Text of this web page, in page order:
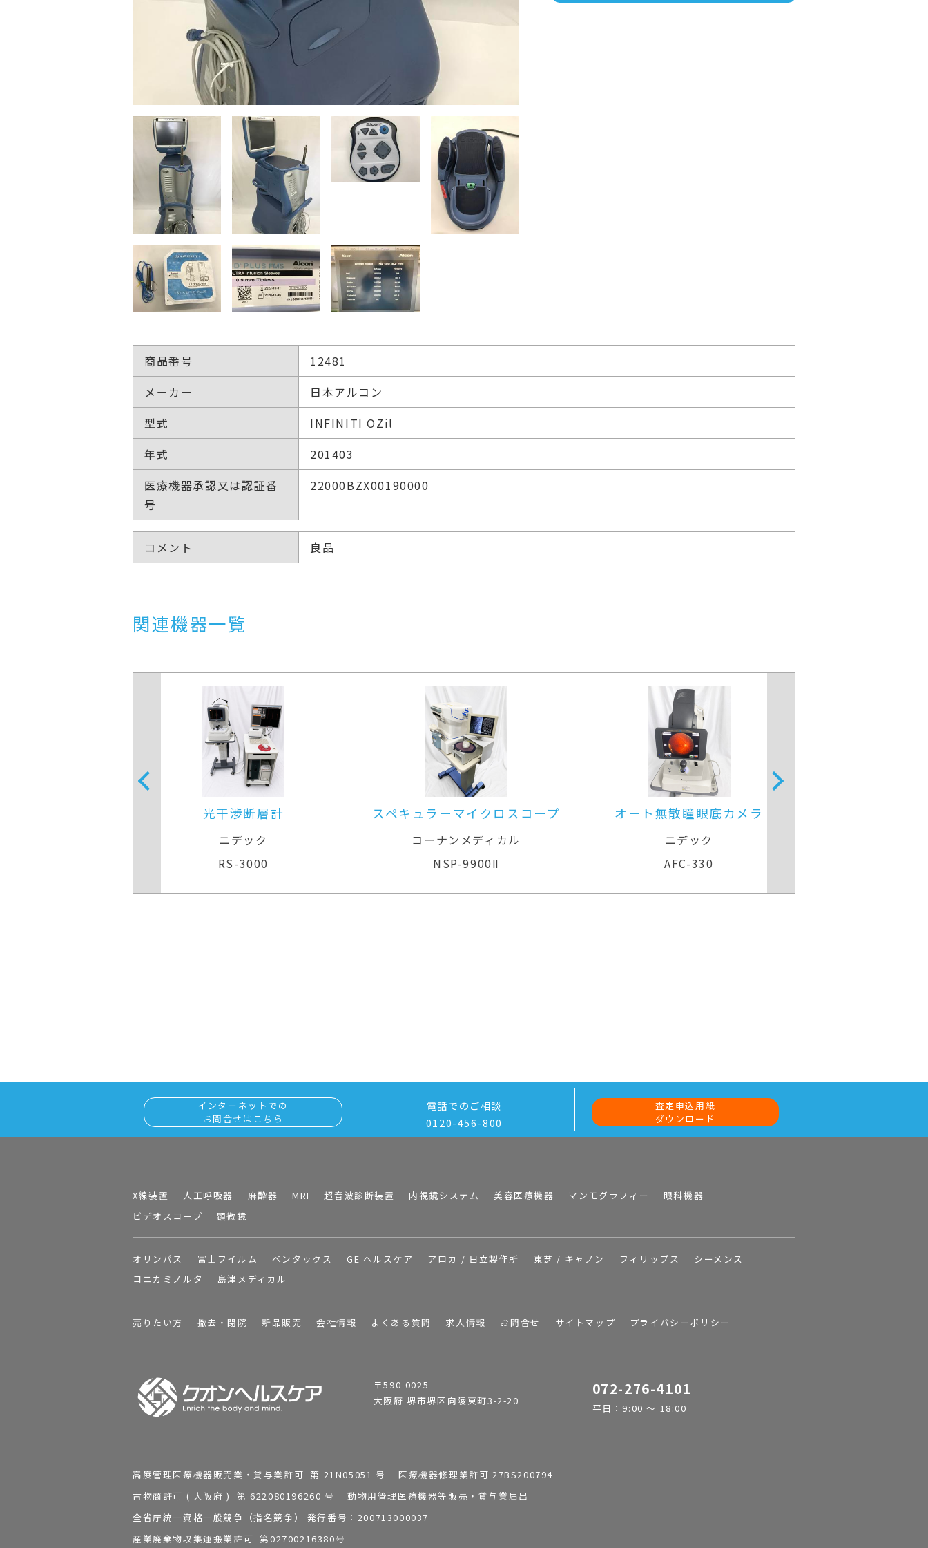
商品番号
12481
メーカー
日本アルコン
型式
INFINITI OZil
年式
201403
医療機器承認又は認証番
号
22000BZX00190000
コメント 良品
関連機器一覧
光干渉断層計
ニデック
RS-3000
スペキュラーマイクロスコープ
コーナンメディカル
NSP-9900Ⅱ
オート無散瞳眼底カメラ
ニデック
AFC-330
インターネットでの
お問合せはこちら
電話でのご相談
0120-456-800
査定申込用紙
ダウンロード
X線装置 人工呼吸器 麻酔器 MRI 超音波診断装置 内視鏡システム 美容医療機器 マンモグラフィー
眼科機器
ビデオスコープ
顕微鏡
オリンパス 富士フイルム ペンタックス GE ヘルスケア アロカ / 日立製作所 東芝 / キャノン フィリップス
シーメンス
コニカミノルタ
島津メディカル
売りたい方 撤去・閉院 新品販売 会社情報 よくある質問 求人情報 お問合せ サイトマップ プライバシーポリシー
〒590-0025
大阪府 堺市堺区向陵東町3-2-20
072-276-4101
平日：9:00 ～ 18:00
高度管理医療機器販売業・貸与業許可 第 21N05051 号 医療機器修理業許可 27BS200794
古物商許可 ( 大阪府 ) 第 622080196260 号 動物用管理医療機器等販売・貸与業届出
全省庁統一資格一般競争（指名競争） 発行番号：200713000037
産業廃棄物収集運搬業許可 第02700216380号